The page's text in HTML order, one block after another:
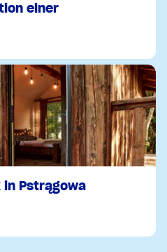
einer
in Pstrągowa